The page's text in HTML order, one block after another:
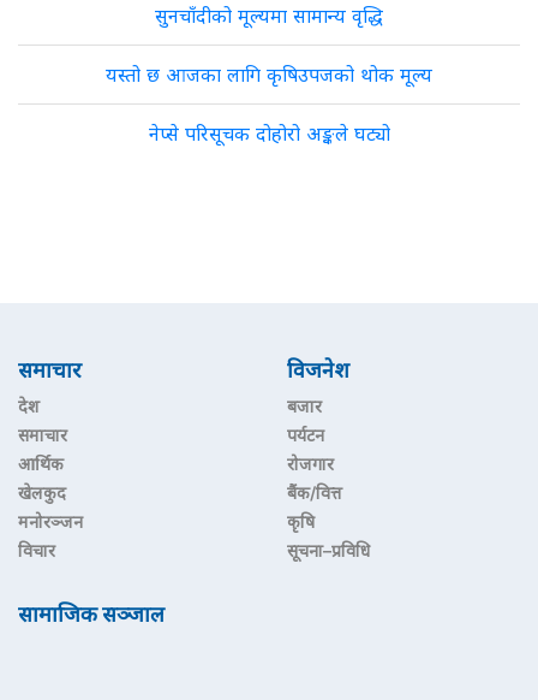
सुनचाँदीको मूल्यमा सामान्य वृद्धि
यस्तो छ आजका लागि कृषिउपजको थोक मूल्य
नेप्से परिसूचक दोहोरो अङ्कले घट्यो
समाचार
देश
समाचार
आर्थिक
खेलकुद
मनोरञ्जन
विचार
विजनेश
बजार
पर्यटन
रोजगार
बैंक/वित्त
कृषि
सूचना–प्रविधि
सामाजिक सञ्जाल